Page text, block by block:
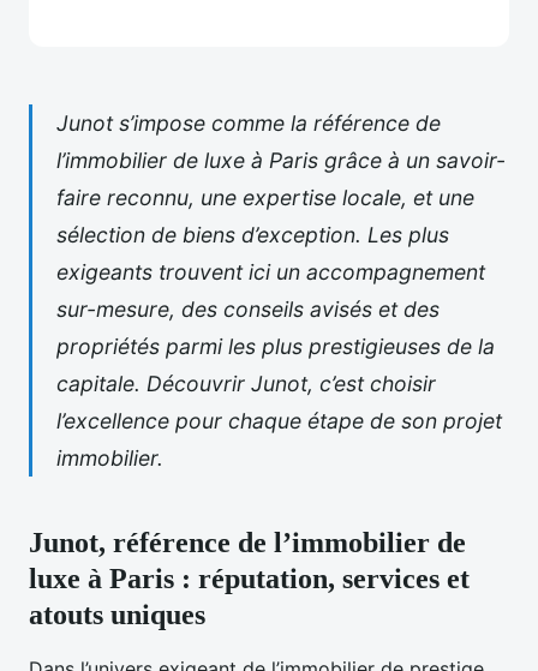
Junot s’impose comme la référence de
l’immobilier de luxe à Paris grâce à un savoir-
faire reconnu, une expertise locale, et une
sélection de biens d’exception. Les plus
exigeants trouvent ici un accompagnement
sur-mesure, des conseils avisés et des
propriétés parmi les plus prestigieuses de la
capitale. Découvrir Junot, c’est choisir
l’excellence pour chaque étape de son projet
immobilier.
Junot, référence de l’immobilier de
luxe à Paris : réputation, services et
atouts uniques